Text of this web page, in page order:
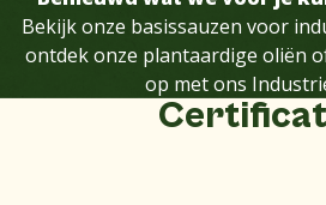
Bekijk onze basissauzen voor
ontdek onze plantaardige oliën
op met ons